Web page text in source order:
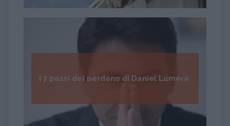
I 7 passi del perdono di Daniel Lumera